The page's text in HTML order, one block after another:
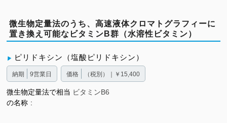
微生物定量法のうち、高速液体クロマトグラフィーに
置き換え可能なビタミンB群（水溶性ビタミン）
ピリドキシン（塩酸ピリドキシン）
納期 9営業日 価格 （税別）｜￥15,400
微生物定量法で相当
の名称
ビタミンB6